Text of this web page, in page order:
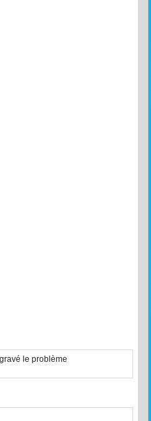
le problème